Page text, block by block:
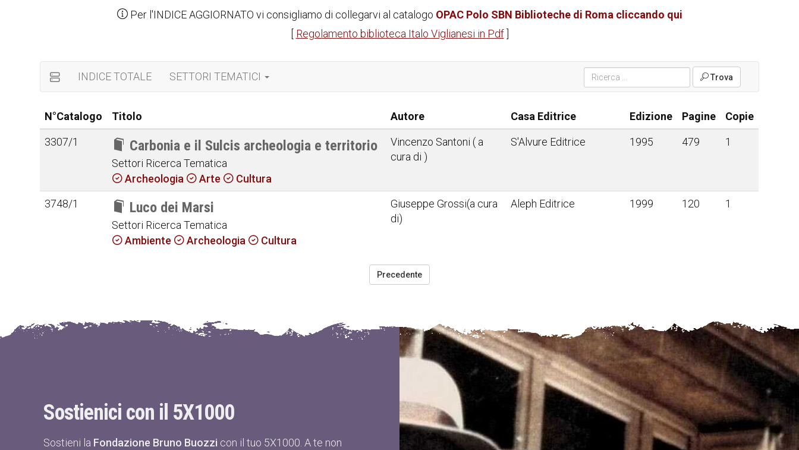
Per l'INDICE AGGIORNATO vi consigliamo di collegarvi al catalogo OPAC Polo SBN Biblioteche di Roma cliccando qui
Regolamento biblioteca Italo Viglianesi in Pdf]
INDICE TOTALE SETTORI TEMATICI Trova
N°Catalogo Titolo Autore Casa Editrice Edizione Pagine Copie
3307/1 Carbonia e il Sulcis archeologia e territorio
Settori Ricerca Tematica
Archeologia
Arte Cultura
Vincenzo Santoni ( a
cura di )
S'Alvure Editrice 1995 479 1
3748/1 Luco dei Marsi
Settori Ricerca Tematica
Ambiente
Archeologia Cultura
Giuseppe Grossi(a cura
di)
Aleph Editrice 1999 120 1
Precedente
Sostienici con il 5X1000
Sostieni la Fondazione Bruno Buozzi con il tuo 5X1000. A te non